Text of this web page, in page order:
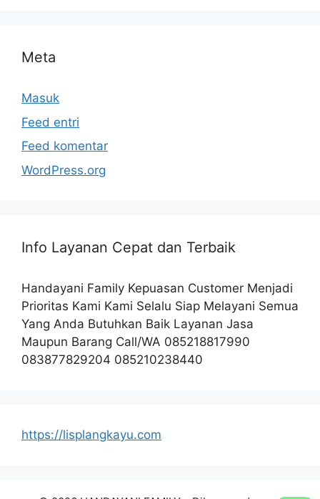
Meta
Masuk
Feed entri
Feed komentar
WordPress.org
Info Layanan Cepat dan Terbaik
Handayani Family Kepuasan Customer Menjadi
Prioritas Kami Kami Selalu Siap Melayani Semua
Yang Anda Butuhkan Baik Layanan Jasa
Maupun Barang Call/WA 085218817990
083877829204 085210238440
https://lisplangkayu.com